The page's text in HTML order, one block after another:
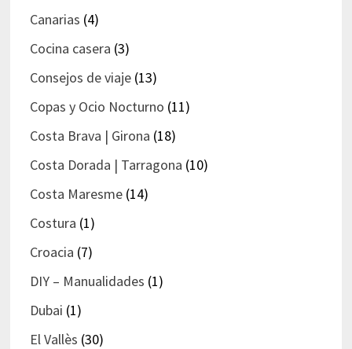
Canarias (4)
Cocina casera (3)
Consejos de viaje(13)
Copas y Ocio Nocturno (11)
Costa Brava | Girona (18)
Costa Dorada | Tarragona (10)
Costa Maresme(14)
Costura (1)
Croacia (7)
DIY – Manualidades (1)
Dubai (1)
El Vallès (30)